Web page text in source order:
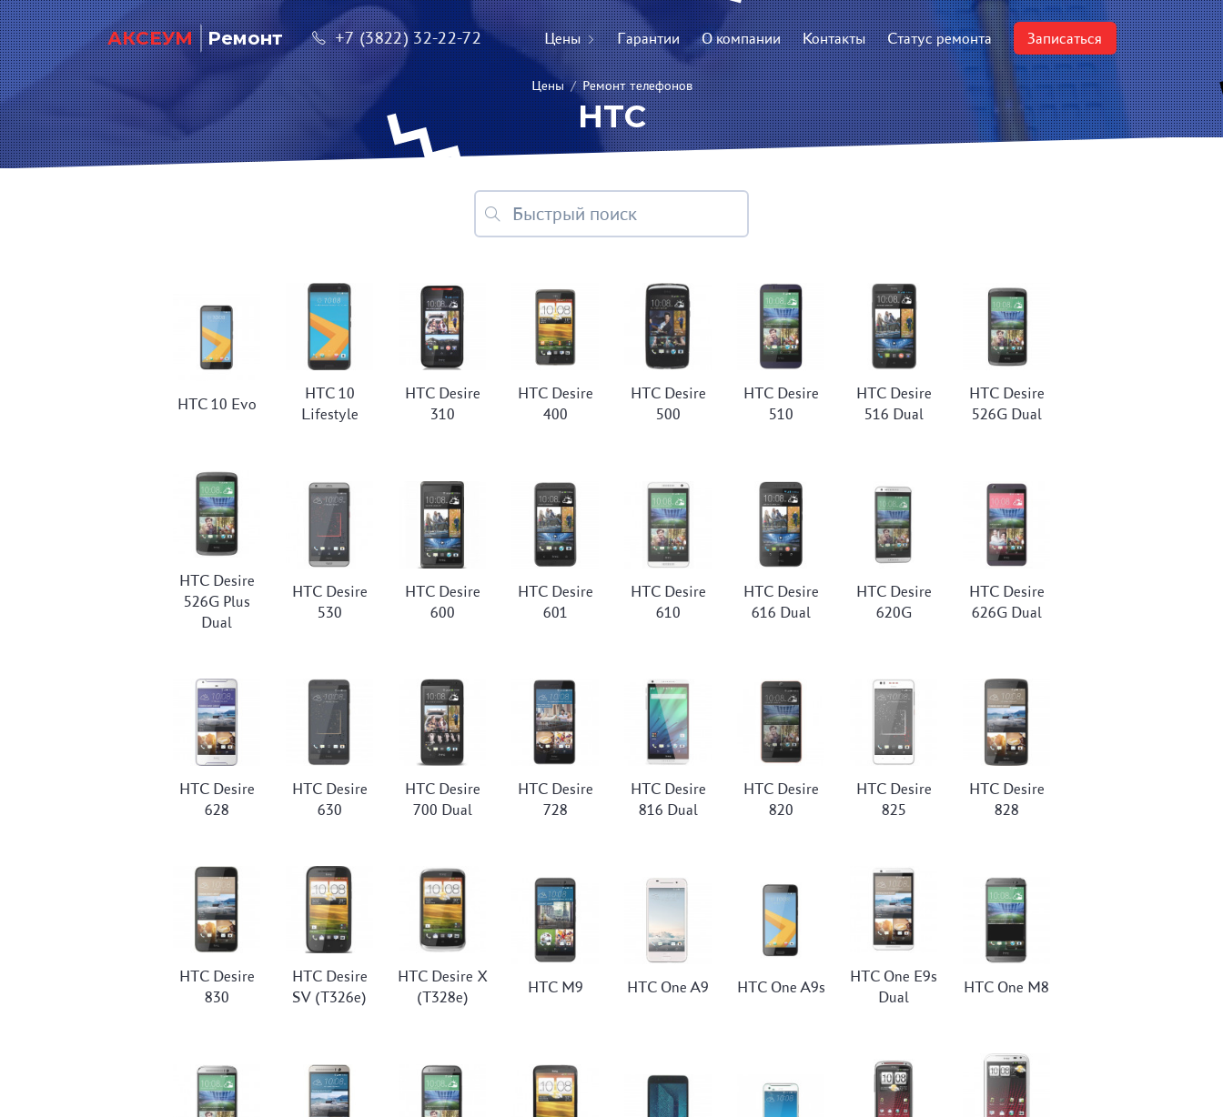
АКСЕУМ Ремонт +7 (3822) 32-22-72 Цены Гарантии О компании Контакты Статус ремонта Записаться
Цены / Ремонт телефонов
HTC
HTC 10 Evo
HTC 10
Lifestyle
HTC Desire
310
HTC Desire
400
HTC Desire
500
HTC Desire
510
HTC Desire
516 Dual
HTC Desire
526G Dual
HTC Desire
526G Plus
Dual
HTC Desire
530
HTC Desire
600
HTC Desire
601
HTC Desire
610
HTC Desire
616 Dual
HTC Desire
620G
HTC Desire
626G Dual
HTC Desire
628
HTC Desire
630
HTC Desire
700 Dual
HTC Desire
728
HTC Desire
816 Dual
HTC Desire
820
HTC Desire
825
HTC Desire
828
HTC Desire
830
HTC Desire
SV (T326e)
HTC Desire X
(T328e)
HTC M9 HTC One A9 HTC One A9s
HTC One E9s
Dual
HTC One M8